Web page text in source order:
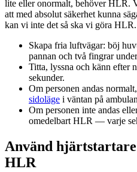
lite eller onormalt, behöver HLR.
att med absolut säkerhet kunna
kan vi inte det så ska vi göra HLR.
Skapa fria luftvägar: böj
pannan och två fingrar
Titta, lyssna och känn efter
sekunder.
Om personen andas
sidoläge i väntan på
Om personen inte andas
omedelbart HLR — varje
Använd
HLR